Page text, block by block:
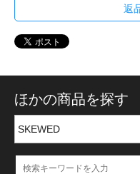
返
ほかの商品を探す